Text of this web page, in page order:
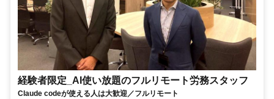
経験者限定_AI使い放題のフルリモート労務スタッフ
Claude codeが使える人は大歓迎／フルリモート